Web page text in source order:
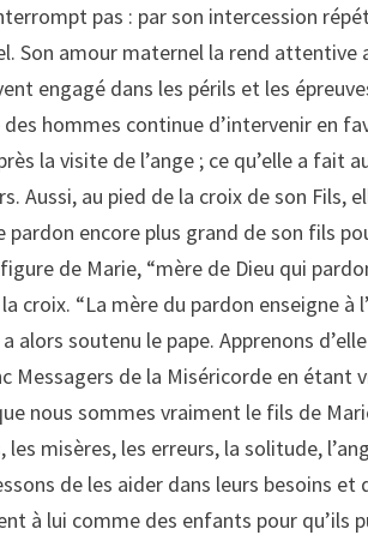
pas : par son intercession
Son amour maternel la rend attentive
engagé dans les périls et les
hommes continue d’intervenir en
la visite de l’ange ; ce qu’elle a fait
Aussi, au pied de la croix de son Fils,
pardon encore plus grand de son fils
de Marie, “mère de Dieu qui
croix. “La mère du pardon enseigne
alors soutenu le pape. Apprenons
Messagers de la Miséricorde en étant
nous sommes vraiment le fils de
les misères, les erreurs, la solitude,
de les aider dans leurs besoins et
à lui comme des enfants pour qu’ils